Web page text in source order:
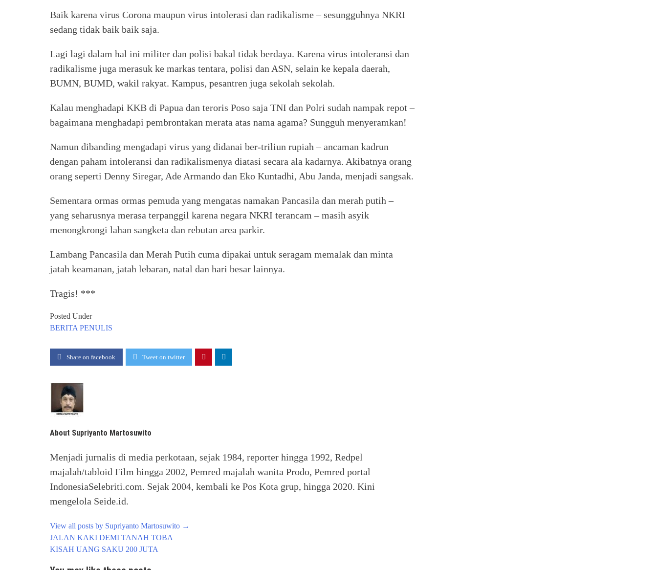
Baik karena virus Corona maupun virus intolerasi dan radikalisme – sesungguhnya NKRI
sedang tidak baik baik saja.
Lagi lagi dalam hal ini militer dan polisi bakal tidak berdaya. Karena virus intoleransi dan
radikalisme juga merasuk ke markas tentara, polisi dan ASN, selain ke kepala daerah,
BUMN, BUMD, wakil rakyat. Kampus, pesantren juga sekolah sekolah.
Kalau menghadapi KKB di Papua dan teroris Poso saja TNI dan Polri sudah nampak repot –
bagaimana menghadapi pembrontakan merata atas nama agama? Sungguh menyeramkan!
Namun dibanding mengadapi virus yang didanai ber-triliun rupiah – ancaman kadrun
dengan paham intoleransi dan radikalismenya diatasi secara ala kadarnya. Akibatnya orang
orang seperti Denny Siregar, Ade Armando dan Eko Kuntadhi, Abu Janda, menjadi sangsak.
Sementara ormas ormas pemuda yang mengatas namakan Pancasila dan merah putih –
yang seharusnya merasa terpanggil karena negara NKRI terancam – masih asyik
menongkrongi lahan sangketa dan rebutan area parkir.
Lambang Pancasila dan Merah Putih cuma dipakai untuk seragam memalak dan minta
jatah keamanan, jatah lebaran, natal dan hari besar lainnya.
Tragis! ***
Posted Under
BERITA PENULIS
Share on facebook Tweet on twitter
About Supriyanto Martosuwito
Menjadi jurnalis di media perkotaan, sejak 1984, reporter hingga 1992, Redpel
majalah/tabloid Film hingga 2002, Pemred majalah wanita Prodo, Pemred portal
IndonesiaSelebriti.com. Sejak 2004, kembali ke Pos Kota grup, hingga 2020. Kini
mengelola Seide.id.
View all posts by Supriyanto Martosuwito →
Post
navigation
JALAN KAKI DEMI TANAH TOBA
KISAH UANG SAKU 200 JUTA